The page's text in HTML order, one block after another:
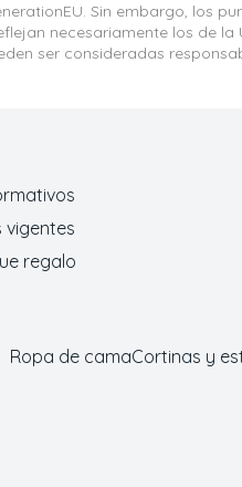
Sin embargo, los
necesariamente los de la
ser consideradas
vigentes
regalo
Ropa de camaCortinas y